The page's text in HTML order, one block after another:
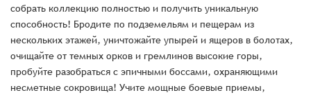
собрать коллекцию полностью и получить уникальную
способность! Бродите по подземельям и пещерам из
нескольких этажей, уничтожайте упырей и ящеров в болотах,
очищайте от темных орков и гремлинов высокие горы,
пробуйте разобраться с эпичными боссами, охраняющими
несметные сокровища! Учите мощные боевые приемы,